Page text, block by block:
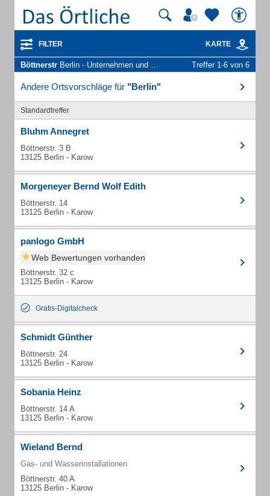
FILTER KARTE
Böttnerstr Berlin - Unternehmen und Personen Treffer 1-6 von 6
Andere Ortsvorschläge für "Berlin"
Standardtreffer
Bluhm Annegret
Böttnerstr. 3 B
13125 Berlin - Karow
Morgeneyer Bernd Wolf Edith
Böttnerstr. 14
13125 Berlin - Karow
panlogo GmbH
Web Bewertungen vorhanden
Böttnerstr. 32 c
13125 Berlin - Karow
Gratis-Digitalcheck
Schmidt Günther
Böttnerstr. 24
13125 Berlin - Karow
Sobania Heinz
Böttnerstr. 14 A
13125 Berlin - Karow
Wieland Bernd
Gas- und Wasserinstallationen
Böttnerstr. 40 A
13125 Berlin - Karow